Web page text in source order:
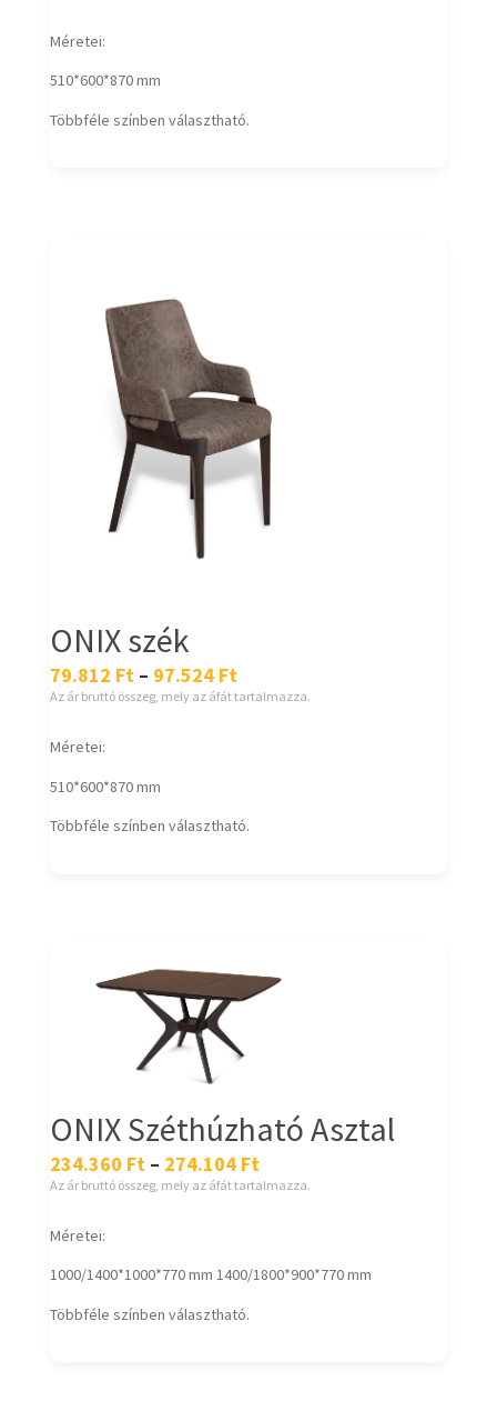
Méretei:
510*600*870 mm
Többféle színben választható.
ONIX szék
79.812 Ft – 97.524 Ft
Az ár bruttó összeg, mely az áfát tartalmazza.
Méretei:
510*600*870 mm
Többféle színben választható.
ONIX Széthúzható Asztal
234.360 Ft – 274.104 Ft
Az ár bruttó összeg, mely az áfát tartalmazza.
Méretei:
1000/1400*1000*770 mm 1400/1800*900*770 mm
Többféle színben választható.